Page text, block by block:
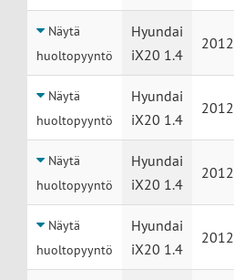
Näytä
huoltopyyntö
Hyundai
iX20 1.4
2012
Näytä
huoltopyyntö
Hyundai
iX20 1.4
2012
Näytä
huoltopyyntö
Hyundai
iX20 1.4
2012
Näytä
huoltopyyntö
Hyundai
iX20 1.4
2012